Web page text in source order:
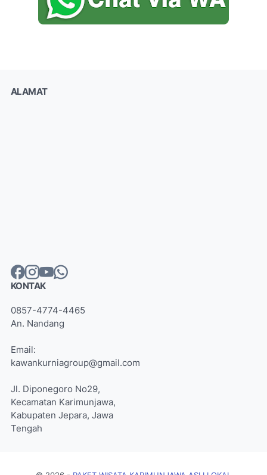
ALAMAT
KONTAK
0857-4774-4465
An. Nandang
Email:
kawankurniagroup@gmail.com
Jl. Diponegoro No29,
Kecamatan Karimunjawa,
Kabupaten Jepara, Jawa
Tengah